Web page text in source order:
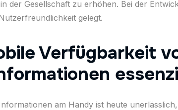
der Gesellschaft zu erhöhen. Bei der
gelegt.
Verfügbarkeit
am Handy ist heute